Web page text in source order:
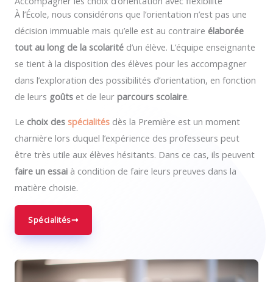
À l’École, nous considérons que l’orientation n’est pas une
décision immuable mais qu’elle est au contraire élaborée
tout au long de la scolarité d’un élève. L’équipe enseignante
se tient à la disposition des élèves pour les accompagner
dans l’exploration des possibilités d’orientation, en fonction
de leurs goûts et de leur parcours scolaire.
Le choix des spécialités dès la Première est un moment
charnière lors duquel l’expérience des professeurs peut
être très utile aux élèves hésitants. Dans ce cas, ils peuvent
faire un essai à condition de faire leurs preuves dans la
matière choisie.
Spécialités